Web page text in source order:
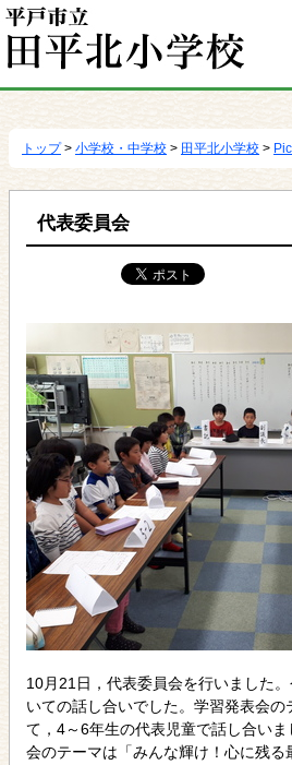
移
トップ> 小学校・中学校 > 田平北小学校 >
代表委員会
10月21日，代表委員会を行いました
いての話し合いでした。学習発表会
て，4～6年生の代表児童で話し合い
会のテーマは「みんな輝け！心に残る